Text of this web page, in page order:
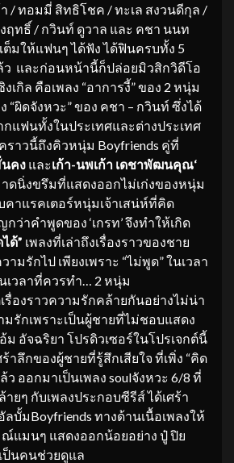
/ ทอมมี่ สิทธิโชค / ทะเล สงวนดีกุล /
งฤทธิ์ / กวินท์ ดูวาล และ คชา นนท
มให้แฟนๆ ได้ฟัง ได้ฟินครบทั้ง 5
ว และก่อนหน้านี้ก็ปล่อยมิวสิกวิดีโอ
เกิล คือเพลง “อาการงี้” ของ 2 หนุ่ม
“ผิดจังหวะ” ของ คชา – กวินท์ ซึ่งได้
แฟนทั้งในประเทศและต่างประเทศ
ราวนี้ถึงคิวหนุ่ม Boyfriends คู่ที่
คง และเก้า-นพเก้า เดชาพัฒนคุณ‘
ดนิ่งขรึมที่แสดงออกไม่เก่งของหนุ่ม
บคาแรคเตอร์หนุ่มเจ้าเสน่ห์ที่คิด
ว่าคำพูดของ ‘เกรท’ จึงทำให้เกิด
ด้” เพลงที่เล่าถึงเรื่องราวของชาย
มรักไป เพียงเพราะ “ไม่พูด” ในเวลา
เวลาที่ควรทำ… 2 หนุ่ม
องราวความรักคล้ายกันอย่างไม่น่า
มรักเพราะเป็นผู้ชายที่ไม่ชอบแสดง
อัจฉริยา โปรดิวเซอร์ในโปรเจกต์นี้
ร้าลึกของผู้ชายที่รู้สึกเสียใจ ที่เพิ่ง “คิด
ว ออกมาเป็นเพลง soulจังหวะ 6/8 ที่
ยๆ กับเพลงประกอบซีรีส์ ได้เศร้า
บั้มBoyfriends ทางด้านเนื้อเพลงให้
แมนๆ แสดงออกน้อยอย่าง ปู๋ ปิย
ป็นคนช่วยดูแล